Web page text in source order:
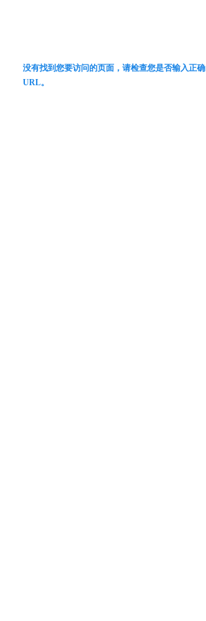
没有找到您要访问的页面，请检查您是否输入正确
URL。